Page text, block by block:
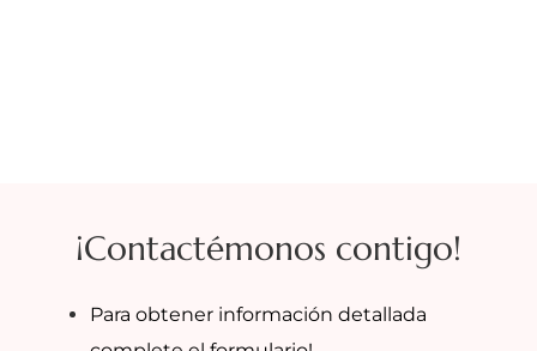
¡Contactémonos contigo!
Para obtener información detallada